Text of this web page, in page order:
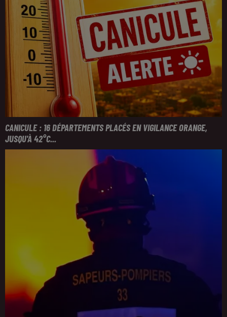
CANICULE : 16 DÉPARTEMENTS PLACÉS EN VIGILANCE ORANGE,
JUSQU'À 42°C...